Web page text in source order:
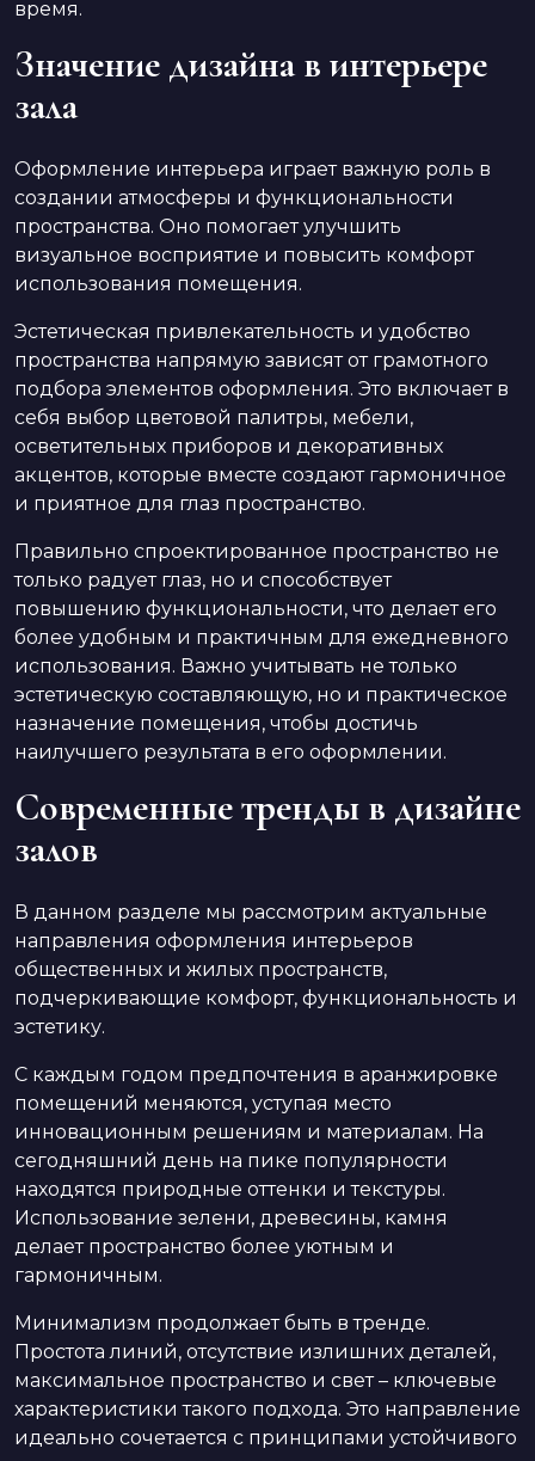
время.
Значение дизайна в интерьере
зала
Оформление интерьера играет важную роль в
создании атмосферы и функциональности
пространства. Оно помогает улучшить
визуальное восприятие и повысить комфорт
использования помещения.
Эстетическая привлекательность и удобство
пространства напрямую зависят от грамотного
подбора элементов оформления. Это включает в
себя выбор цветовой палитры, мебели,
осветительных приборов и декоративных
акцентов, которые вместе создают гармоничное
и приятное для глаз пространство.
Правильно спроектированное пространство не
только радует глаз, но и способствует
повышению функциональности, что делает его
более удобным и практичным для ежедневного
использования. Важно учитывать не только
эстетическую составляющую, но и практическое
назначение помещения, чтобы достичь
наилучшего результата в его оформлении.
Современные тренды в дизайне
залов
В данном разделе мы рассмотрим актуальные
направления оформления интерьеров
общественных и жилых пространств,
подчеркивающие комфорт, функциональность и
эстетику.
С каждым годом предпочтения в аранжировке
помещений меняются, уступая место
инновационным решениям и материалам. На
сегодняшний день на пике популярности
находятся природные оттенки и текстуры.
Использование зелени, древесины, камня
делает пространство более уютным и
гармоничным.
Минимализм продолжает быть в тренде.
Простота линий, отсутствие излишних деталей,
максимальное пространство и свет – ключевые
характеристики такого подхода. Это направление
идеально сочетается с принципами устойчивого